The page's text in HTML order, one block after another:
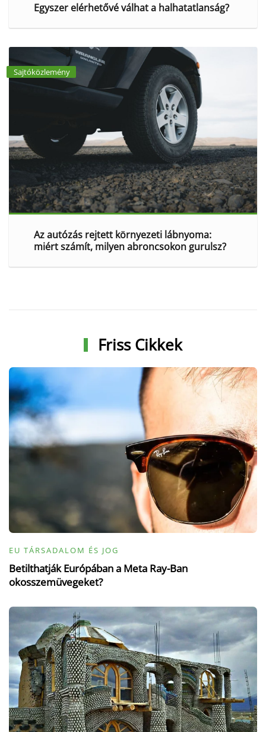
Egyszer elérhetővé válhat a halhatatlanság?
Sajtóközlemény
Az autózás rejtett környezeti lábnyoma:
miért számít, milyen abroncsokon gurulsz?
Friss Cikkek
EU TÁRSADALOM ÉS JOG
Betilthatják Európában a Meta Ray-Ban
okosszemüvegeket?